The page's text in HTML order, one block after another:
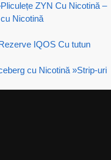
Pliculețe ZYN Cu Nicotină –
Nicotină
IQOS Cu tutun
cu Nicotină »Strip-uri